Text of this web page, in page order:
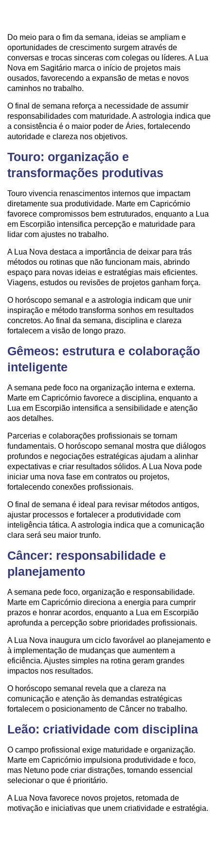
Do meio para o fim da semana, ideias se ampliam e
oportunidades de crescimento surgem através de
conversas e trocas sinceras com colegas ou líderes. A Lua
Nova em Sagitário marca o início de projetos mais
ousados, favorecendo a expansão de metas e novos
caminhos no trabalho.
O final de semana reforça a necessidade de assumir
responsabilidades com maturidade. A astrologia indica que
a consistência é o maior poder de Áries, fortalecendo
autoridade e clareza nos objetivos.
Touro: organização e
transformações produtivas
Touro vivencia renascimentos internos que impactam
diretamente sua produtividade. Marte em Capricórnio
favorece compromissos bem estruturados, enquanto a Lua
em Escorpião intensifica percepção e maturidade para
lidar com ajustes no trabalho.
A Lua Nova destaca a importância de deixar para trás
métodos ou rotinas que não funcionam mais, abrindo
espaço para novas ideias e estratégias mais eficientes.
Viagens, estudos ou revisões de projetos ganham força.
O horóscopo semanal e a astrologia indicam que unir
inspiração e método transforma sonhos em resultados
concretos. Ao final da semana, disciplina e clareza
fortalecem a visão de longo prazo.
Gêmeos: estrutura e colaboração
inteligente
A semana pede foco na organização interna e externa.
Marte em Capricórnio favorece a disciplina, enquanto a
Lua em Escorpião intensifica a sensibilidade e atenção
aos detalhes.
Parcerias e colaborações profissionais se tornam
fundamentais. O horóscopo semanal mostra que diálogos
profundos e negociações estratégicas ajudam a alinhar
expectativas e criar resultados sólidos. A Lua Nova pode
iniciar uma nova fase em contratos ou projetos,
fortalecendo conexões profissionais.
O final de semana é ideal para revisar métodos antigos,
ajustar processos e fortalecer a produtividade com
inteligência tática. A astrologia indica que a comunicação
clara será seu maior trunfo.
Câncer: responsabilidade e
planejamento
A semana pede foco, organização e responsabilidade.
Marte em Capricórnio direciona a energia para cumprir
prazos e honrar acordos, enquanto a Lua em Escorpião
aprofunda a percepção sobre prioridades profissionais.
A Lua Nova inaugura um ciclo favorável ao planejamento e
à implementação de mudanças que aumentem a
eficiência. Ajustes simples na rotina geram grandes
impactos nos resultados.
O horóscopo semanal revela que a clareza na
comunicação e atenção às demandas estratégicas
fortalecem o posicionamento de Câncer no trabalho.
Leão: criatividade com disciplina
O campo profissional exige maturidade e organização.
Marte em Capricórnio impulsiona produtividade e foco,
mas Netuno pode criar distrações, tornando essencial
selecionar o que é prioritário.
A Lua Nova favorece novos projetos, retomada de
motivação e iniciativas que unem criatividade e estratégia.